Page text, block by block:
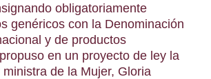
obligatoriamente
genéricos con la Denominación
y de productos
en un proyecto de ley la
de la Mujer, Gloria